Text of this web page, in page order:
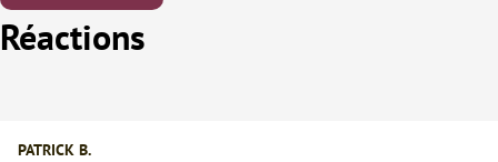
Réactions
PATRICK B.